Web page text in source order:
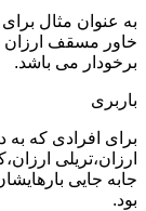
به عنوان مثال
خاور مسقف ارزان
برخودار می باشد.
باربری
برای افرادی که به
ارزان،تریلی
جابه جایی
بود.